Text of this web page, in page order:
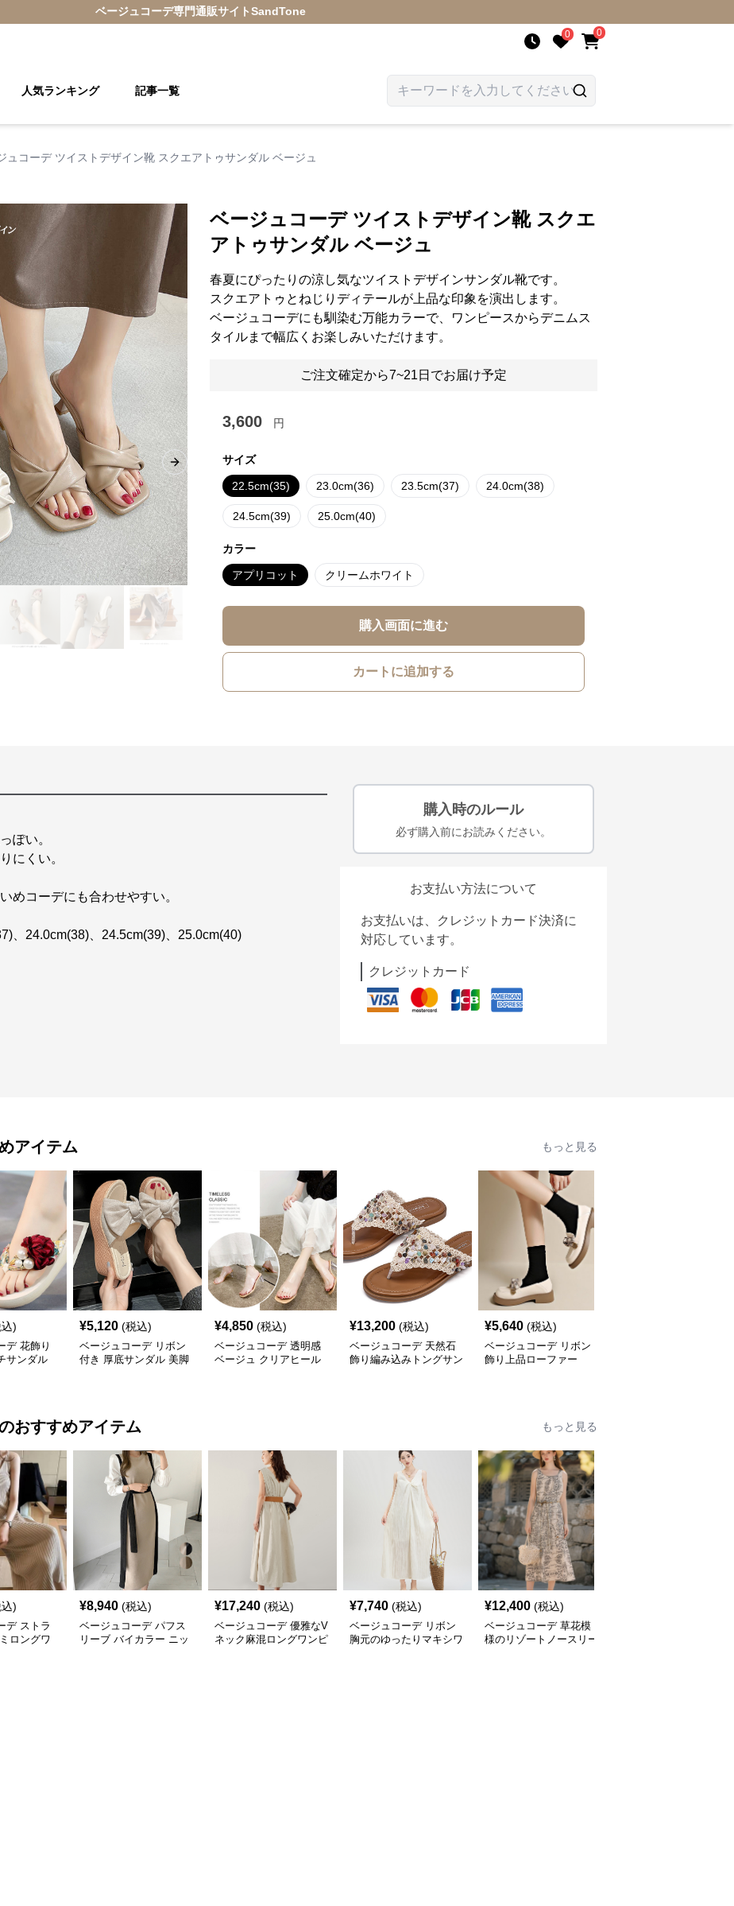
ベージュコーデ専門通販サイトSandTone
0 0
人気ランキング 記事一覧
ュコーデ ツイストデザイン靴 スクエアトゥサンダル ベージュ
Next slide
ベージュコーデ ツイストデザイン靴 スクエ
アトゥサンダル ベージュ
春夏にぴったりの涼し気なツイストデザインサンダル靴です。
スクエアトゥとねじりディテールが上品な印象を演出します。
ベージュコーデにも馴染む万能カラーで、ワンピースからデニムス
タイルまで幅広くお楽しみいただけます。
ご注文確定から7~21日でお届け予定
3,600 円
サイズ
22.5cm(35) 23.0cm(36) 23.5cm(37) 24.0cm(38)
24.5cm(39) 25.0cm(40)
カラー
アプリコット クリームホワイト
購入画面に進む
カートに追加する
ぽい。
にくい。
めコーデにも合わせやすい。
、24.0cm(38)、24.5cm(39)、25.0cm(40)
購入時のルール
必ず購入前にお読みください。
お支払い方法について
お支払いは、クレジットカード決済に
対応しています。
クレジットカード
アイテム もっと見る
)
デ 花飾り
サンダル
¥5,120 (税込)
ベージュコーデ リボン
付き 厚底サンダル 美脚
¥4,850 (税込)
ベージュコーデ 透明感
ベージュ クリアヒール
¥13,200 (税込)
ベージュコーデ 天然石
飾り編み込みトングサン
¥5,640 (税込)
ベージュコーデ リボン
飾り上品ローファー
おすすめアイテム もっと見る
)
デ ストラ
ロングワ
¥8,940 (税込)
ベージュコーデ パフス
リーブ バイカラー ニッ
¥17,240 (税込)
ベージュコーデ 優雅なV
ネック麻混ロングワンピ
¥7,740 (税込)
ベージュコーデ リボン
胸元のゆったりマキシワ
¥12,400 (税込)
ベージュコーデ 草花模
様のリゾートノースリー